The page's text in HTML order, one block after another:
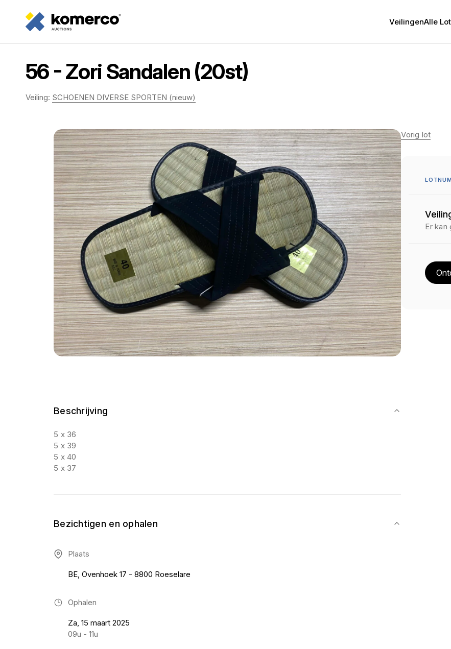
VeilingenAlle
56 - Zori Sandalen (20st)
Veiling: SCHOENEN DIVERSE SPORTEN (nieuw)
Beschrijving
5 x 36
5 x 39
5 x 40
5 x 37
Bezichtigen en ophalen
Plaats
BE, Ovenhoek 17 - 8800 Roeselare
Ophalen
Za, 15 maart 2025
09u - 11u
Vorig lot
Er